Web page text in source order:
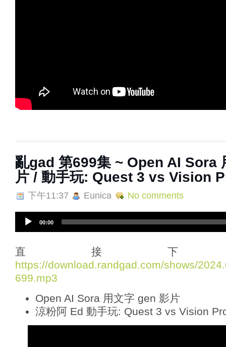
亂‌‌‌gad‌‌‌ ‌‌‌‌‌第‌‌‌699集 ~ Open AI Sora
片 / 動手玩: Quest 3 vs Vision
下午11:37 Eunica No comments
i
o
P
l
00:00
直接
https://download.randgad.com/shows/
699.mp3
Open AI Sora 用文字 gen 影片
涼粉阿 Ed 動手玩: Quest 3 vs Vision